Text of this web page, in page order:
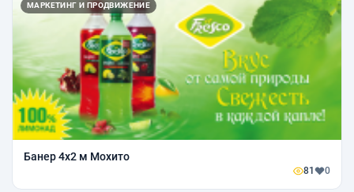
МАРКЕТИНГ И ПРОДВИЖЕНИЕ
Банер 4х2 м Мохито
81 0